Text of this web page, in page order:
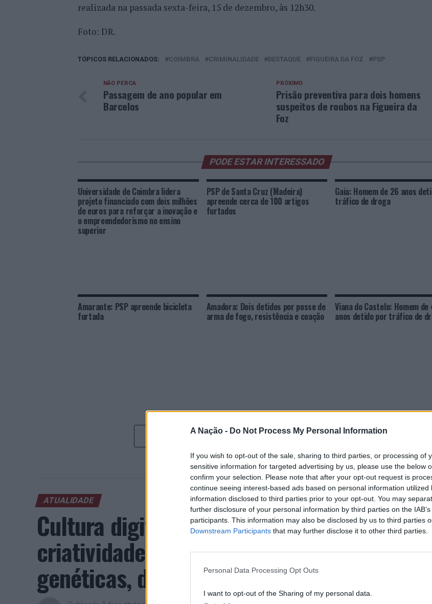
A Nação - Do Not Process My Personal Information
If you wish to opt-out of the sale, sharing to third parties, or processing of
sensitive information for targeted advertising by us, please use the below
confirm your selection. Please note that after your opt-out request is
continue seeing interest-based ads based on personal information utilized
information disclosed to third parties prior to your opt-out. You may
further disclosure of your personal information by third parties on the
participants. This information may also be disclosed by us to third parties
Downstream Participants that may further disclose it to other third parties.
Personal Data Processing Opt Outs
I want to opt-out of the Sharing of my personal data.
realizada na passada sexta-feira, 15 de dezembro, às 12h30.
Foto: DR.
TÓPICOS RELACIONADOS: COIMBRA CRIMINALIDADE DESTAQUE FIGUEIRA DA FOZ PSP
PRÓXIMO
Prisão preventiva para dois homens
suspeitos de roubos na Figueira da
Foz
NÃO PERCA
Passagem de ano popular em
Barcelos
PODE ESTAR INTERESSADO
Universidade de Coimbra lidera
projeto financiado com dois milhões
de euros para reforçar a inovação e
o empreendedorismo no ensino
superior
PSP de Santa Cruz (Madeira)
apreende cerca de 100 artigos
furtados
Gaia: Homem de 26 anos
tráfico de droga
Amarante: PSP apreende bicicleta
furtada
Amadora: Dois detidos por posse de
arma de fogo, resistência e coação
Viana do Castelo: Homem de
anos detido por tráfico de
CLIQUE PARA COMENTAR
ATUALIDADE
Cultura digital pode “comprometer” a
criatividade antes de “provocar”
genéticas, diz neurocientista